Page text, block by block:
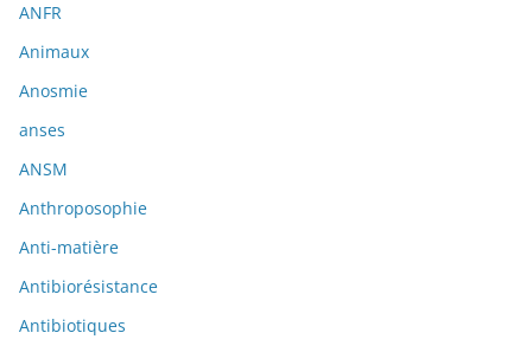
ANFR
Animaux
Anosmie
anses
ANSM
Anthroposophie
Anti-matière
Antibiorésistance
Antibiotiques